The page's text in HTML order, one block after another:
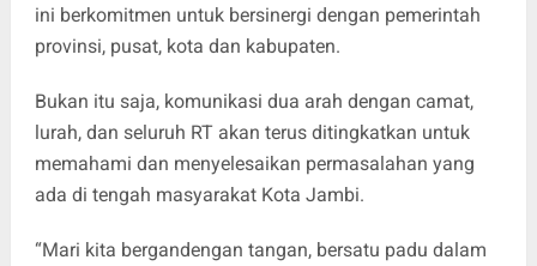
ini berkomitmen untuk bersinergi dengan pemerintah
provinsi, pusat, kota dan kabupaten.
Bukan itu saja, komunikasi dua arah dengan camat,
lurah, dan seluruh RT akan terus ditingkatkan untuk
memahami dan menyelesaikan permasalahan yang
ada di tengah masyarakat Kota Jambi.
“Mari kita bergandengan tangan, bersatu padu dalam